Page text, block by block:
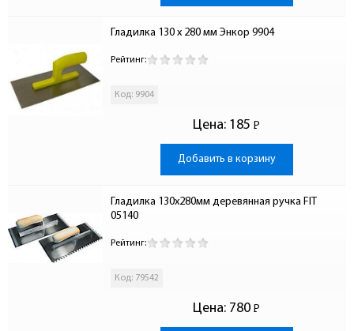
Гладилка 130 x 280 мм Энкор 9904
Рейтинг:
Код: 9904
Цена: 185 Р
-
Добавить в корзину
Гладилка 130х280мм деревянная ручка FIT
05140
Рейтинг:
Код: 79542
Цена: 780 Р
-